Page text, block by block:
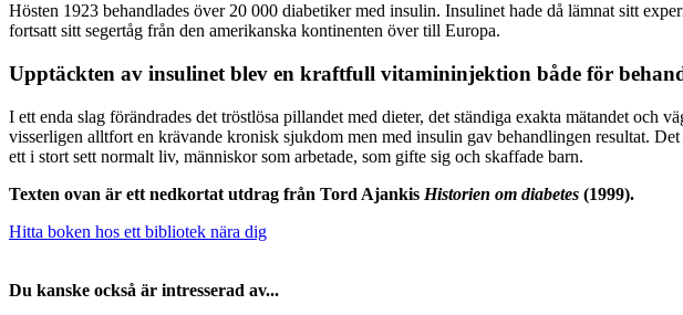
Hösten 1923 behandlades över 20 000 diabetiker med insulin. Insulinet hade då lämnat sitt
fortsatt sitt segertåg från den amerikanska kontinenten över till Europa.
Upptäckten av insulinet blev en kraftfull vitamininjektion både för
I ett enda slag förändrades det tröstlösa pillandet med dieter, det ständiga exakta mätandet och
visserligen alltfort en krävande kronisk sjukdom men med insulin gav behandlingen resultat.
ett i stort sett normalt liv, människor som arbetade, som gifte sig och skaffade barn.
Texten ovan är ett nedkortat utdrag från Tord Ajankis Historien om diabetes (1999).
Hitta boken hos ett bibliotek nära dig
Du kanske också är intresserad av...